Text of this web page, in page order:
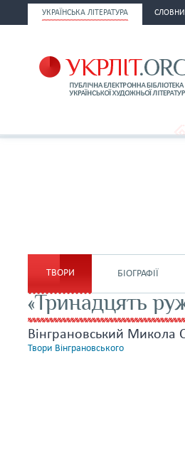
УКРАЇНСЬКА ЛІТЕРАТУРА
ТВОРИ БІОГРАФІЇ
«Тринадцять
Вінграновський Микола
Твори Вінграновського